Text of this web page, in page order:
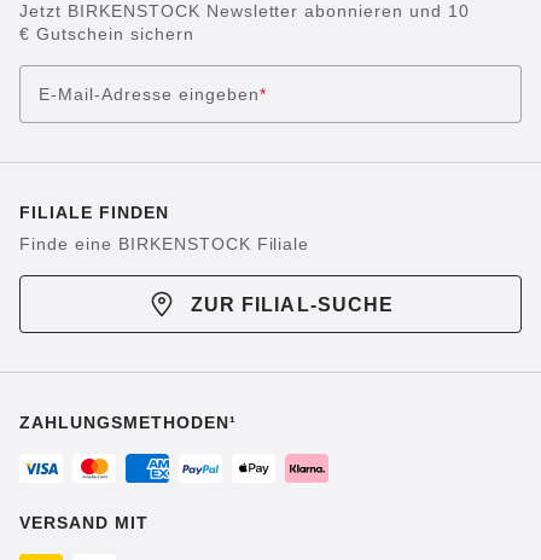
Jetzt BIRKENSTOCK Newsletter abonnieren und 10
€ Gutschein sichern
E-Mail-Adresse eingeben*
FILIALE FINDEN
Finde eine BIRKENSTOCK Filiale
ZUR FILIAL-SUCHE
ZAHLUNGSMETHODEN¹
VERSAND MIT